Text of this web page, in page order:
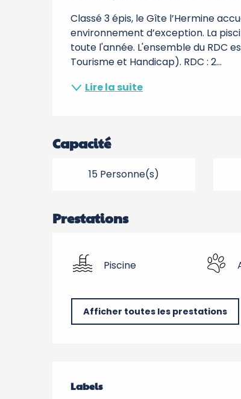
Classé 3 épis, le Gîte l’Hermine
environnement d’exception. La
toute l'année. L'ensemble du RDC
Tourisme et Handicap). RDC : 2...
Lire la suite
Capacité
15 Personne(s)
Prestations
Piscine
Afficher toutes les prestations
Offres de
Labels
Labels